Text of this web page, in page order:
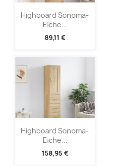
Highboard Sonoma-
Eiche...
89,11 €
Highboard Sonoma-
Eiche...
158,95 €